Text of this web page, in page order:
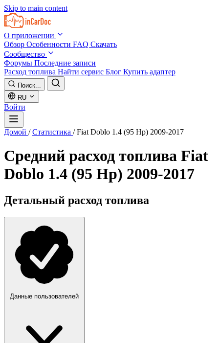
Skip to main content
О приложении
Обзор Особенности FAQ Скачать
Сообщество
Форумы Последние записи
Расход топлива Найти сервис Блог Купить адаптер
Поиск...
RU
Войти
Домой / Статистика / Fiat Doblo 1.4 (95 Hp) 2009-2017
Средний расход топлива Fiat
Doblo 1.4 (95 Hp) 2009-2017
Детальный расход топлива
Данные пользователей